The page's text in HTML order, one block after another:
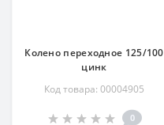
Колено переходное 125/100
цинк
Код товара: 00004905
0